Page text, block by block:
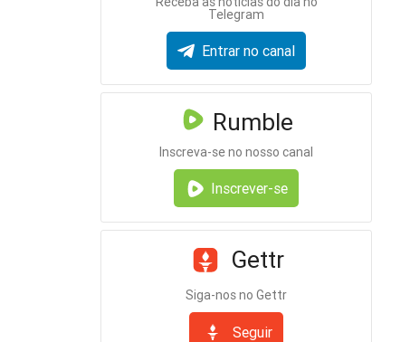
Telegram
Entrar no canal
Rumble
Inscreva-se no nosso canal
Inscrever-se
Gettr
Siga-nos no Gettr
Seguir